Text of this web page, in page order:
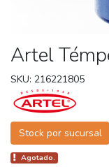
Artel
SKU: 216221805
Stock por sucursal
Agotado.